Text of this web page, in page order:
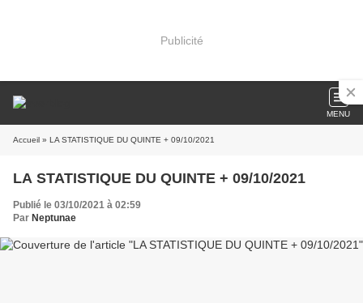
Publicité
MENU
Accueil » LA STATISTIQUE DU QUINTE + 09/10/2021
LA STATISTIQUE DU QUINTE + 09/10/2021
Publié le 03/10/2021 à 02:59
Par Neptunae